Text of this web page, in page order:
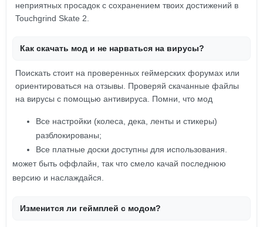
неприятных просадок с сохранением твоих достижений в
Touchgrind Skate 2.
Как скачать мод и не нарваться на вирусы?
Поискать стоит на проверенных геймерских форумах или
ориентироваться на отзывы. Проверяй скачанные файлы
на вирусы с помощью антивируса. Помни, что мод
Все настройки (колеса, дека, ленты и стикеры)
разблокированы;
Все платные доски доступны для использования.
может быть оффлайн, так что смело качай последнюю
версию и наслаждайся.
Изменится ли геймплей с модом?